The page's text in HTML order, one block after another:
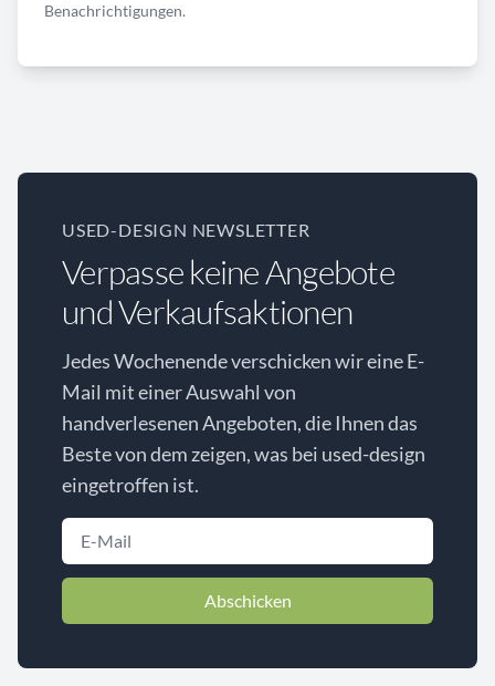
Benachrichtigungen.
USED-DESIGN NEWSLETTER
Verpasse keine Angebote
und Verkaufsaktionen
Jedes Wochenende verschicken wir eine E-
Mail mit einer Auswahl von
handverlesenen Angeboten, die Ihnen das
Beste von dem zeigen, was bei used-design
eingetroffen ist.
Abschicken